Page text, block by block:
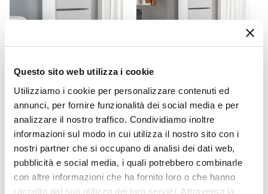
Questo sito web utilizza i cookie
Utilizziamo i cookie per personalizzare contenuti ed
annunci, per fornire funzionalità dei social media e per
analizzare il nostro traffico. Condividiamo inoltre
informazioni sul modo in cui utilizza il nostro sito con i
nostri partner che si occupano di analisi dei dati web,
pubblicità e social media, i quali potrebbero combinarle
con altre informazioni che ha fornito loro o che hanno
raccolto dal suo utilizzo dei loro servizi. Attraverso la
Scarpiera 51x84h cm in
legno bianca con 2 ante a
ribalta - Primado
€ 56,00
legno bianca con 4 ante a
ribalta - Primado
€ 86,00